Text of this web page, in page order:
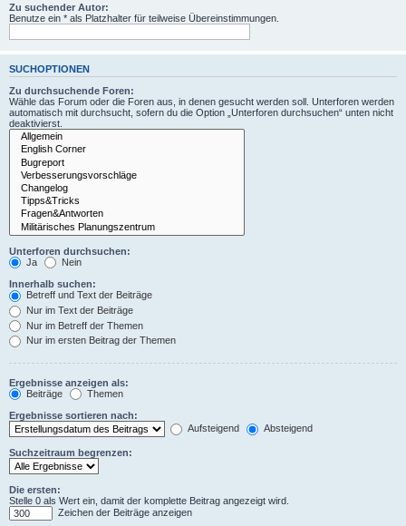
Zu suchender Autor:
Benutze ein * als Platzhalter für teilweise Übereinstimmungen.
SUCHOPTIONEN
Zu durchsuchende Foren:
Wähle das Forum oder die Foren aus, in denen gesucht werden soll. Unterforen werden
automatisch mit durchsucht, sofern du die Option „Unterforen durchsuchen“ unten nicht
deaktivierst.
Unterforen durchsuchen:
Ja
Nein
Innerhalb suchen:
Betreff und Text der Beiträge
Nur im Text der Beiträge
Nur im Betreff der Themen
Nur im ersten Beitrag der Themen
Ergebnisse anzeigen als:
Beiträge
Themen
Ergebnisse sortieren nach:
Aufsteigend
Absteigend
Suchzeitraum begrenzen:
Die ersten:
Stelle 0 als Wert ein, damit der komplette Beitrag angezeigt wird.
Zeichen der Beiträge anzeigen